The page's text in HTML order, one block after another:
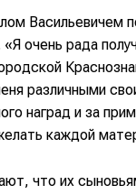
Васильевичем
очень рада
различными
наград и за
каждой
что их